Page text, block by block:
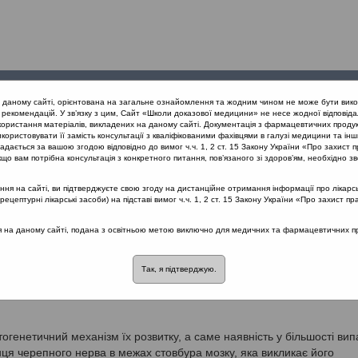
заходи
проекту
дихання Невралгія язикоглоткового нерва
нерва
за гіпоактивним типом, тобто у вигляді їх послаблення чи
станів, таких як невралгія черепно-мозкових нервів, в
черепних нервів з їх гіперактивною дисфункцією.
механізм їх розвитку, а саме наявність у більшості
черепного нерва в межах стовбура мозку, яка викликає його
даному сайті, орієнтована на загальне ознайомлення та жодним чином не може бути
У зв’язку з цим, Сайт «Школи доказової медицини» не несе жодної
матеріалів, викладених на даному сайті. Документація з фармацевтичних
її замість консультації з кваліфікованими фахівцями в галузі медицини та
за вашою згодою відповідно до вимог ч.ч. 1, 2 ст. 15 Закону України «Про захист
потрібна консультація з конкретного питання, пов’язаного зі здоров’ям, необхідно
на сайті, ви підтверджуєте свою згоду на дистанційне отримання інформації про
лікарські засоби) на підставі вимог ч.ч. 1, 2 ст. 15 Закону України «Про захист
на даному сайті, подана з освітньою метою виключно для медичних та фармацевтичних
Так, я підтверджую.